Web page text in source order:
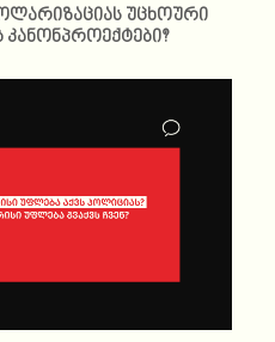
უცხოური
კანონპროექტები?